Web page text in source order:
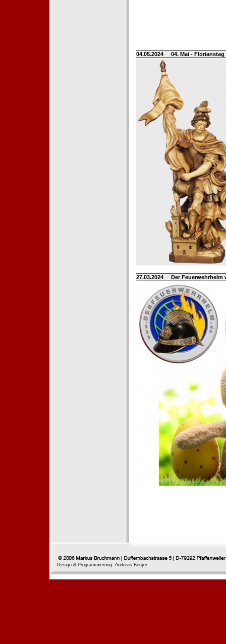
04.05.2024 04. Mai -
27.03.2024 Der
Design & Programmierung: Andreas Berger